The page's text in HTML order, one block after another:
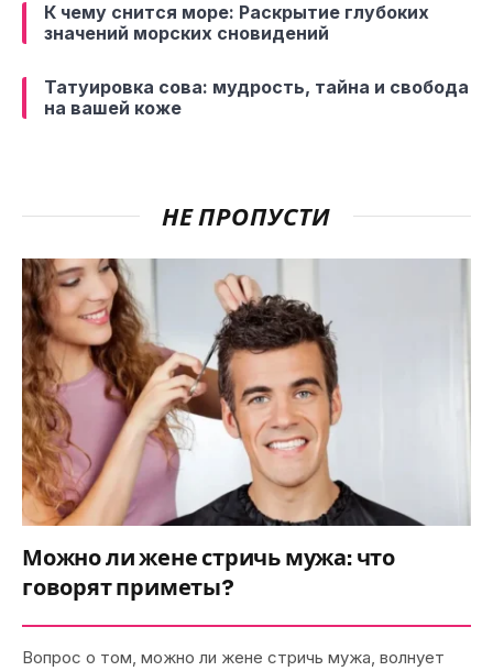
К чему снится море: Раскрытие глубоких
значений морских сновидений
Татуировка сова: мудрость, тайна и свобода
на вашей коже
НЕ ПРОПУСТИ
Можно ли жене стричь мужа: что
говорят приметы?
Вопрос о том, можно ли жене стричь мужа, волнует